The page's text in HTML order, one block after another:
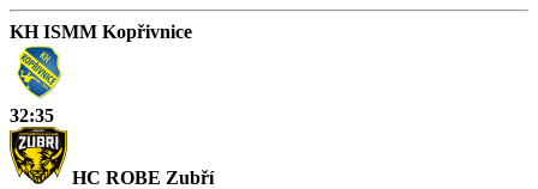
KH ISMM Kopřivnice
32:35
HC ROBE Zubří